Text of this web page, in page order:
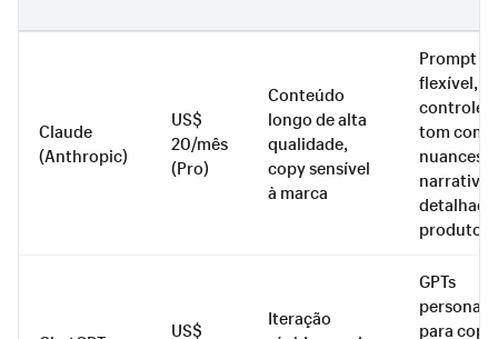
Claude
(Anthropic)
US$
20/mês
(Pro)
Conteúdo
longo de alta
qualidade,
copy sensível
à marca
Prompt
flexível,
controle
tom com
nuances,
narrativas
produto
US$
Iteração
GPTs
para copy